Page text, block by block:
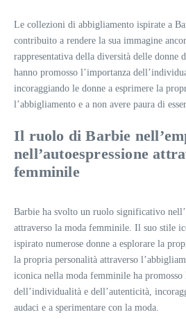
Le collezioni di abbigliamento ispirate a
contribuito a rendere la sua immagine
rappresentativa della diversità delle donne
hanno promosso l’importanza
incoraggiando le donne a esprimere la
l’abbigliamento e a non avere paura di
Il ruolo di Barbie
nell’autoespressione
femminile
Barbie ha svolto un ruolo significativo
attraverso la moda femminile. Il suo stile
ispirato numerose donne a esplorare la
la propria personalità attraverso
iconica nella moda femminile ha promosso
dell’individualità e dell’autenticità,
audaci e a sperimentare con la moda.